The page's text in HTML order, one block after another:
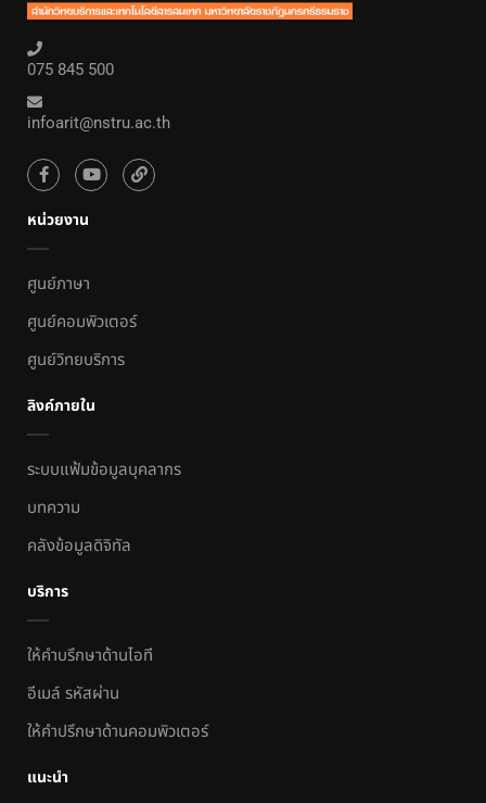
075 845 500
infoarit@nstru.ac.th
หน่วยงาน
ศูนย์ภาษา
ศูนย์คอมพิวเตอร์
ศูนย์วิทยบริการ
ลิงค์ภายใน
ระบบแฟ้มข้อมูลบุคลากร
บทความ
คลังข้อมูลดิจิทัล
บริการ
ให้คำบรึกษาด้านไอที
อีเมล์ รหัสผ่าน
ให้คำปรึกษาด้านคอมพิวเตอร์
แนะนำ